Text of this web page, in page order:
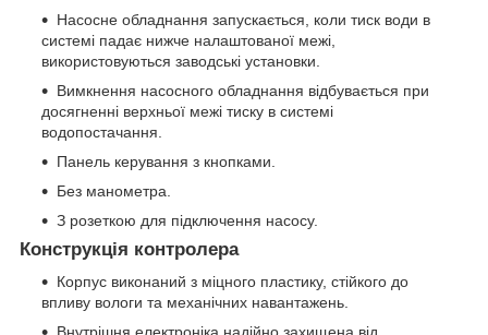
Насосне обладнання запускається, коли тиск води в
системі падає нижче налаштованої межі,
використовуються заводські установки.
Вимкнення насосного обладнання відбувається при
досягненні верхньої межі тиску в системі
водопостачання.
Панель керування з кнопками.
Без манометра.
З розеткою для підключення насосу.
Конструкція контролера
Корпус виконаний з міцного пластику, стійкого до
впливу вологи та механічних навантажень.